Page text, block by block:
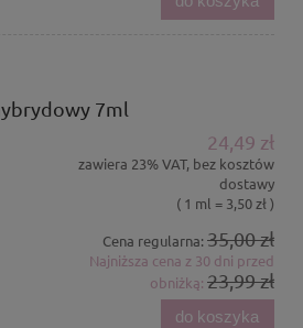
7ml
24,49 zł
zawiera 23% VAT, bez kosztów
dostawy
( 1 ml = 3,50 zł )
Cena regularna: 35,00 zł
Najniższa cena z 30 dni przed
obniżką: 23,99 zł
do koszyka